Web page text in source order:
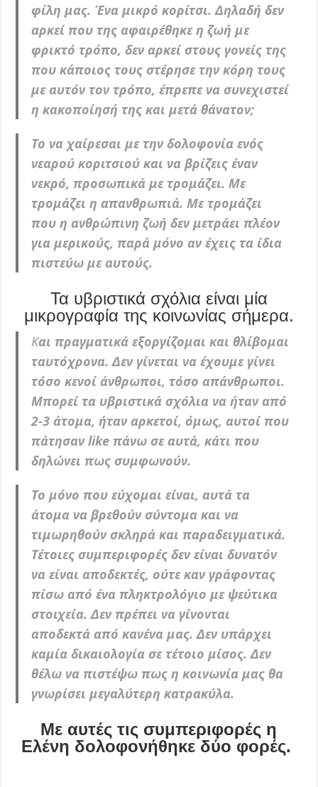
φίλη μας. Ένα μικρό κορίτσι. Δηλαδή δεν
αρκεί που της αφαιρέθηκε η ζωή με
φρικτό τρόπο, δεν αρκεί στους γονείς της
που κάποιος τους στέρησε την κόρη τους
με αυτόν τον τρόπο, έπρεπε να συνεχιστεί
η κακοποίησή της και μετά θάνατον;
Το να χαίρεσαι με την δολοφονία ενός
νεαρού κοριτσιού και να βρίζεις έναν
νεκρό, προσωπικά με τρομάζει. Με
τρομάζει η απανθρωπιά. Με τρομάζει
που η ανθρώπινη ζωή δεν μετράει πλέον
για μερικούς, παρά μόνο αν έχεις τα ίδια
πιστεύω με αυτούς.
Τα υβριστικά σχόλια είναι μία
μικρογραφία της κοινωνίας σήμερα.
Και πραγματικά εξοργίζομαι και θλίβομαι
ταυτόχρονα. Δεν γίνεται να έχουμε γίνει
τόσο κενοί άνθρωποι, τόσο απάνθρωποι.
Μπορεί τα υβριστικά σχόλια να ήταν από
2-3 άτομα, ήταν αρκετοί, όμως, αυτοί που
πάτησαν like πάνω σε αυτά, κάτι που
δηλώνει πως συμφωνούν.
Το μόνο που εύχομαι είναι, αυτά τα
άτομα να βρεθούν σύντομα και να
τιμωρηθούν σκληρά και παραδειγματικά.
Τέτοιες συμπεριφορές δεν είναι δυνατόν
να είναι αποδεκτές, ούτε καν γράφοντας
πίσω από ένα πληκτρολόγιο με ψεύτικα
στοιχεία. Δεν πρέπει να γίνονται
αποδεκτά από κανένα μας. Δεν υπάρχει
καμία δικαιολογία σε τέτοιο μίσος. Δεν
θέλω να πιστέψω πως η κοινωνία μας θα
γνωρίσει μεγαλύτερη κατρακύλα.
Με αυτές τις συμπεριφορές η
Ελένη δολοφονήθηκε δύο φορές.